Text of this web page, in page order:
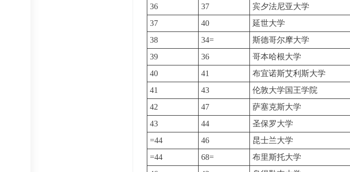
36
37 宾夕法尼亚大学
37
40 延世大学
38
34= 斯德哥尔摩大学
39
36 哥本哈根大学
40
41 布宜诺斯艾利斯大学
41
43 伦敦大学国王学院
42
47 萨塞克斯大学
43
44 圣保罗大学
=44
46 昆士兰大学
=44
68= 布里斯托大学